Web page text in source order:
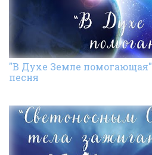
"В Духе Земле помогающая"
песня